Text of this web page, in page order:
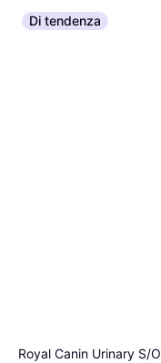
Di tendenza
Royal Canin Urinary S/O